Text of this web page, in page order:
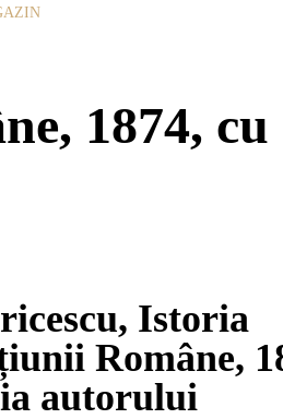
1874,
Istoria
Române,
autorului